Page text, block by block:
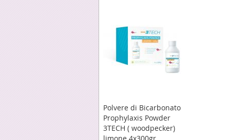
Polvere di Bicarbonato
Prophylaxis Powder
3TECH ( woodpecker)